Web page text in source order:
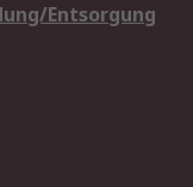
Entsorgung